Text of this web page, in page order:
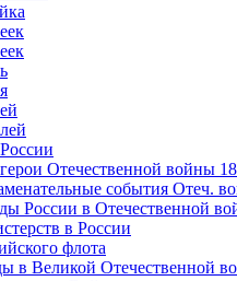
Отечественной войны
события Отеч.
России в Отечественной
в России
флота
в Великой Отечественной